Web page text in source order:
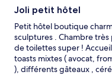
Joli petit hôtel
Petit hôtel boutique
sculptures . Chambre
de toilettes super !
toasts mixtes ( avocat,
), différents gâteaux ,